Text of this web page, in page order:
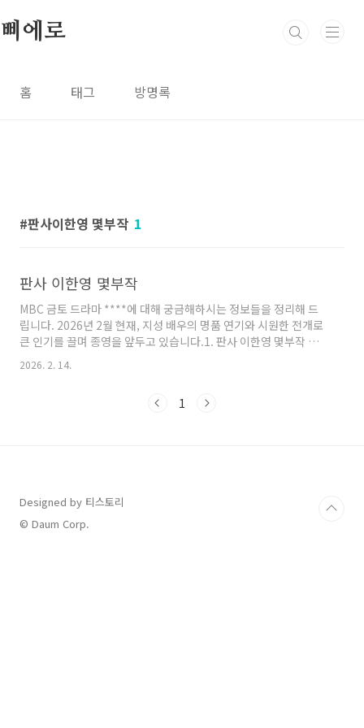
삐에로
홈 태그 방명록
판사이한영 몇부작 1
판사 이한영 몇부작
MBC 금토 드라마 ****에 대해 궁금해하시는 정보들을 정리해 드
립니다. 2026년 2월 현재, 지성 배우의 명품 연기와 시원한 전개로
큰 인기를 끌며 종영을 앞두고 있습니다.1. 판사 이한영 몇부작 및
방송 정보총 횟수: 14부작방송 기간: 2026년 1월 2일 ~ 2026년 2
월 14일방송 시간: 매주 금, 토 오후 9시 50분 (MBC)후속 작품:
라마는 초반의 낮은 기대를 딛고 **'시청률 역주행'**의 정석을 보
2026. 2. 14.
1
Designed by 티스토리
© Daum Corp.